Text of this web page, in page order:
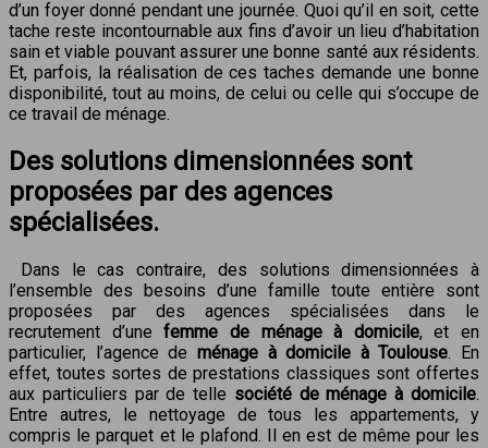
d’un foyer donné pendant une journée. Quoi qu’il en soit, cette
tache reste incontournable aux fins d’avoir un lieu d’habitation
sain et viable pouvant assurer une bonne santé aux résidents.
Et, parfois, la réalisation de ces taches demande une bonne
disponibilité, tout au moins, de celui ou celle qui s’occupe de
ce travail de ménage.
Des solutions dimensionnées sont
proposées par des agences
spécialisées.
Dans le cas contraire, des solutions dimensionnées à
l’ensemble des besoins d’une famille toute entière sont
proposées par des agences spécialisées dans le
recrutement d’unefemme de ménage à domicile, et en
particulier, l’agence de ménage à domicile à Toulouse. En
effet, toutes sortes de prestations classiques sont offertes
aux particuliers par de telle société de ménage à domicile.
Entre autres, le nettoyage de tous les appartements, y
compris le parquet et le plafond. Il en est de même pour les